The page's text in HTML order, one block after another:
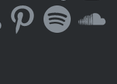
PinterestSpotify